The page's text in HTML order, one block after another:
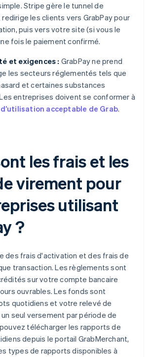
Stripe gère le tunnel de
les clients vers GrabPay pour
puis vers votre site (si vous le
fois le paiement confirmé.
et exigences : GrabPay ne prend
les secteurs réglementés tels que
et certaines substances
entreprises doivent se conformer à
acceptable de Grab.
les frais et les
virement pour
utilisant
?
des frais d'activation et des frais de
transaction. Les règlements sont
sur votre compte bancaire
ouvrables. Les fonds sont
quotidiens et votre relevé de
seul versement par période de
télécharger les rapports de
depuis le portail GrabMerchant,
types de rapports disponibles à